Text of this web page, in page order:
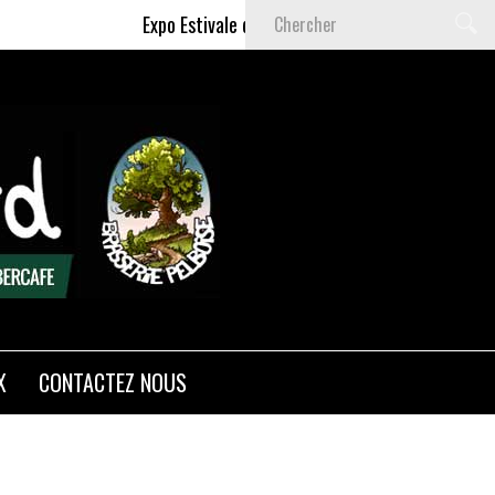
Expo Estivale de Céline DELAS - Du 9 Juillet au 6
CONTACTEZ NOUS